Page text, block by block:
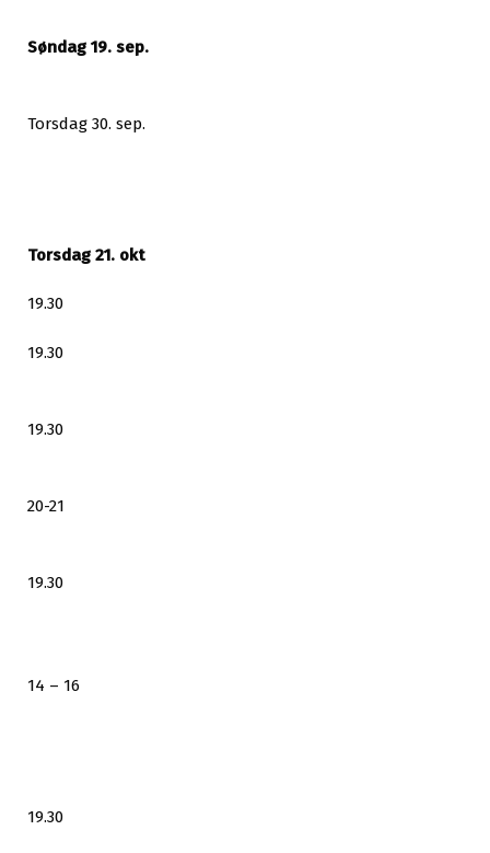
Søndag 19. sep.
Torsdag 30. sep.
Torsdag 21. okt
19.30
19.30
19.30
20-21
19.30
14 – 16
19.30